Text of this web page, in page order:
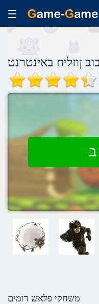
משחקי פלאש דומים